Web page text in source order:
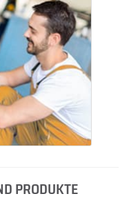
PRODUKTE